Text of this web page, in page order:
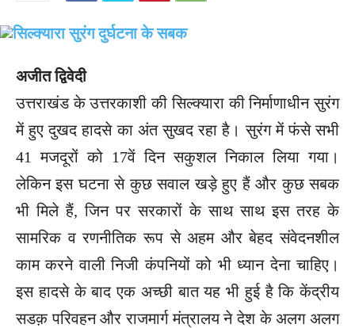
अजीत द्विवेदी
उत्तराखंड के उत्तरकाशी की सिल्क्यारा की निर्माणाधीन सुरंग
में हुए दुखद हादसे का अंत सुखद रहा है। सुरंग में फंसे सभी
41 मजदूरों को 17वें दिन सकुशल निकाल लिया गया।
लेकिन इस घटना से कुछ सवाल खड़े हुए हैं और कुछ सबक
भी मिले हैं, जिन पर सरकारों के साथ साथ इस तरह के
सामरिक व रणनीतिक रूप से अहम और बेहद संवेदनशील
काम करने वाली निजी कंपनियों को भी ध्यान देना चाहिए।
इस हादसे के बाद एक अच्छी बात यह भी हुई है कि केंद्रीय
सडक़ परिवहन और राजमार्ग मंत्रालय ने देश के अलग अलग